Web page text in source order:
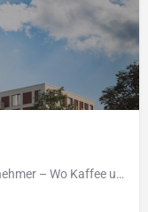
Der schönste Coworking Space für Unternehmer – Wo Kaffee und Ideen fließen